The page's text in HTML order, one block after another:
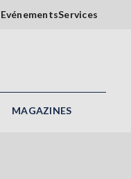
EvénementsServices
MAGAZINES